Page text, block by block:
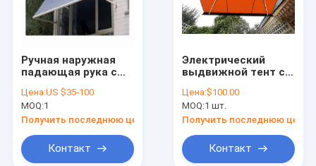
Ручная наружная
падающая рука с
управлением
солнечные тенты
Цена:US $35-100
MOQ:1
Получить последнюю цену
Контакт
Электрический
выдвижной тент с
управлением /
полный кассетный
тент
Цена:$100.00
MOQ:1 шт.
Получить последнюю цену
Контакт